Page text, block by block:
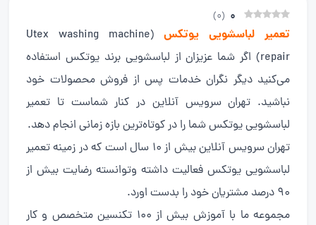
0
(
0
)
تعمیر لباسشویی یوتکس
(Utex washing machine
repair) اگر شما عزیزان از لباسشویی برند یوتکس استفاده
می‌کنید دیگر نگران خدمات پس از فروش محصولات خود
نباشید. تهران سرویس آنلاین در کنار شماست تا تعمیر
لباسشویی یوتکس شما را در کوتاه‌ترین بازه زمانی انجام دهد.
تهران سرویس آنلاین بیش از ۱۰ سال است که در زمینه تعمیر
لباسشویی یوتکس فعالیت داشته وتوانسته رضایت بیش از
۹۰ درصد مشتریان خود را بدست اورد.
مجموعه ما با آموزش بیش از ۱۰۰ تکنسین متخصص و کار